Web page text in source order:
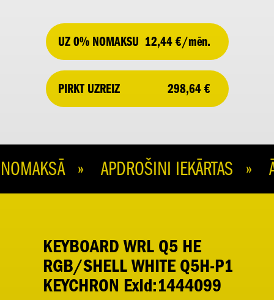
UZ 0% NOMAKSU 12,44 €/mēn.
PIRKT UZREIZ 298,64 €
» APDROŠINI IEKĀRTAS »
KEYBOARD WRL Q5 HE
RGB/SHELL WHITE Q5H-P1
KEYCHRON ExId:1444099